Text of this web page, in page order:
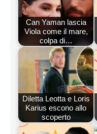
Can Yaman lascia
Viola come il mare,
colpa di…
Diletta Leotta e Loris
Karius escono allo
scoperto